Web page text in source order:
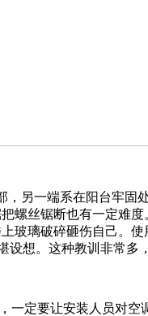
一端系在阳台牢固
螺丝锯断也有一定难
玻璃破碎砸伤自己。
想。这种教训非常多
定要让安装人员对空